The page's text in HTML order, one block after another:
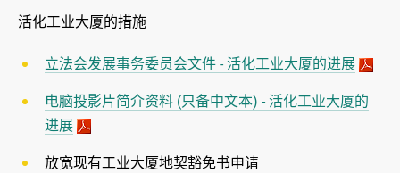
活化工业大厦的措施
立法会发展事务委员会文件 - 活化工业大厦的进展
电脑投影片简介资料 (只备中文本) - 活化工业大厦的
进展
放宽现有工业大厦地契豁免书申请